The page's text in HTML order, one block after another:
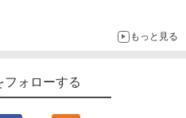
もっと見る
フォローする